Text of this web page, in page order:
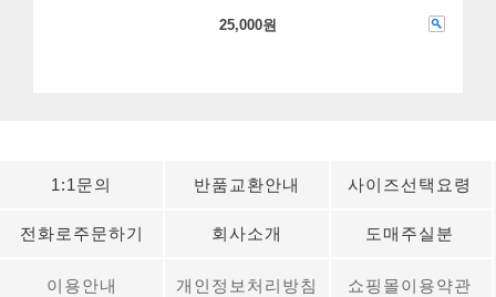
25,000원
1:1문의 반품교환안내 사이즈선택요령
전화로주문하기 회사소개 도매주실분
이용안내 개인정보처리방침 쇼핑몰이용약관